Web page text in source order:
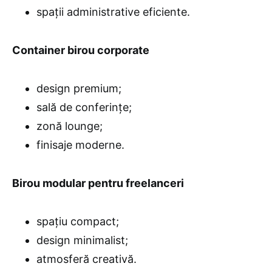
spații administrative eficiente.
Container birou corporate
design premium;
sală de conferințe;
zonă lounge;
finisaje moderne.
Birou modular pentru freelanceri
spațiu compact;
design minimalist;
atmosferă creativă.